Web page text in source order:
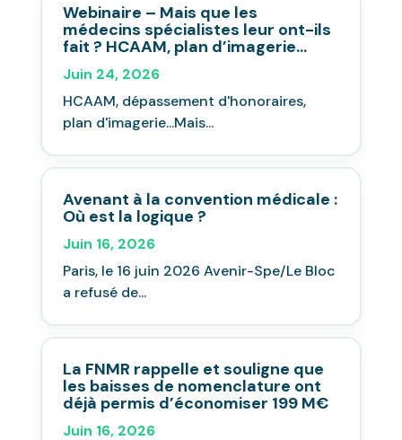
Webinaire – Mais que les
médecins spécialistes leur ont-ils
fait ? HCAAM, plan d’imagerie…
Juin 24, 2026
HCAAM, dépassement d'honoraires,
plan d'imagerie...Mais...
Avenant à la convention médicale :
Où est la logique ?
Juin 16, 2026
Paris, le 16 juin 2026 Avenir-Spe/Le Bloc
a refusé de...
La FNMR rappelle et souligne que
les baisses de nomenclature ont
déjà permis d’économiser 199 M€
Juin 16, 2026